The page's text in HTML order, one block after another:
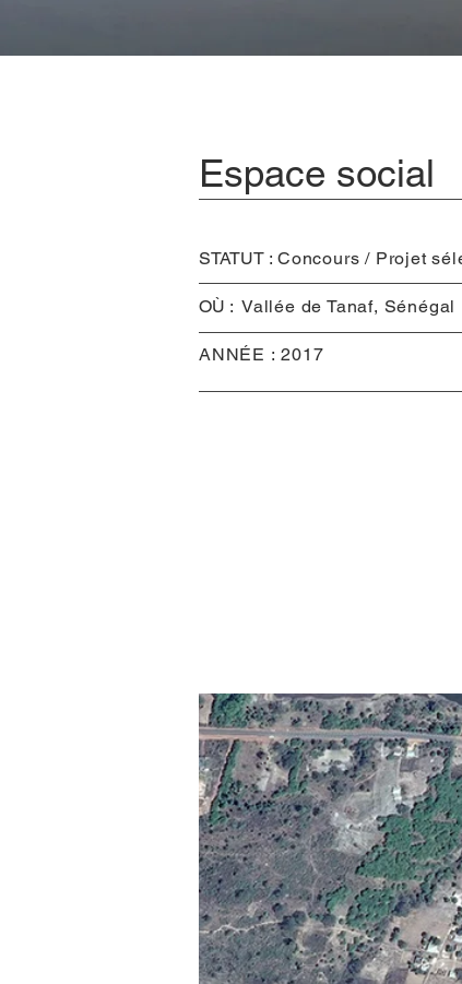
Espace social
STATUT : Concours / Projet
OÙ : Vallée de Tanaf, Sénégal
ANNÉE :2017